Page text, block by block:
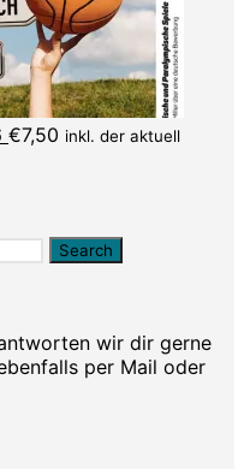
€7,50 inkl. der aktuell
wir dir gerne
per Mail oder